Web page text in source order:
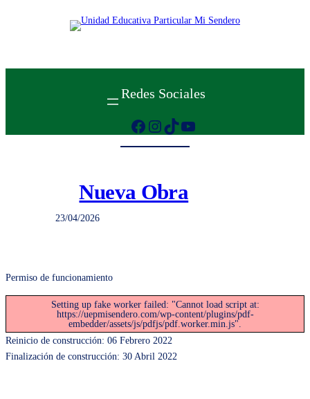
Redes Sociales
Facebook Instagram TikTok YouTube
Nueva Obra
23/04/2026
Permiso de funcionamiento
Setting up fake worker failed: "Cannot load script at:
https://uepmisendero.com/wp-content/plugins/pdf-
embedder/assets/js/pdfjs/pdf.worker.min.js".
Reinicio de construcción: 06 Febrero 2022
Finalización de construcción: 30 Abril 2022